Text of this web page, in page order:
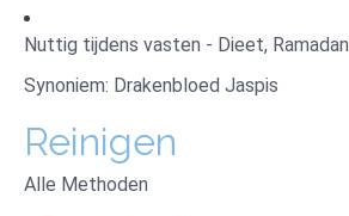
Nuttig tijdens vasten - Dieet, Ramadan
Synoniem: Drakenbloed Jaspis
Reinigen
Alle Methoden